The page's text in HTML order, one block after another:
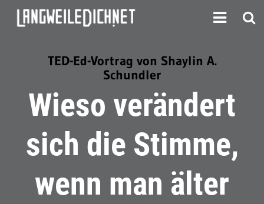
TED-Ed-Vortrag von Shaylin A.
Schundler
Wieso verändert
sich die Stimme,
wenn man älter